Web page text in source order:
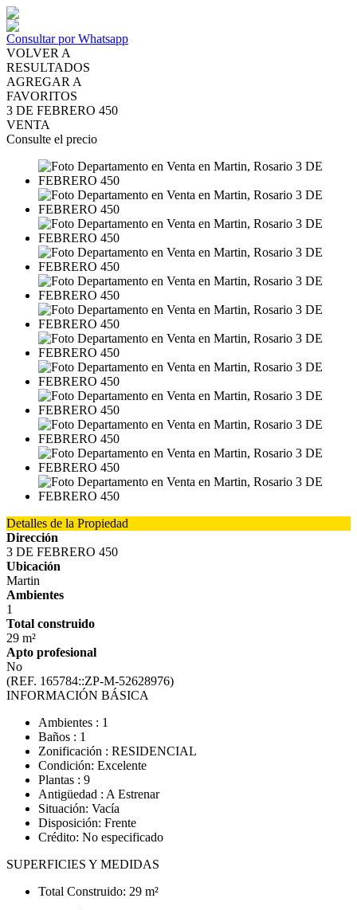
Consultar por Whatsapp
VOLVER A
RESULTADOS
AGREGAR A
FAVORITOS
3 DE FEBRERO 450
VENTA
Consulte el precio
Detalles de la Propiedad
Dirección
3 DE FEBRERO 450
Ubicación
Martin
Ambientes
1
Total construido
29 m²
Apto profesional
No
(REF. 165784::ZP-M-52628976)
INFORMACIÓN BÁSICA
Ambientes : 1
Baños : 1
Zonificación : RESIDENCIAL
Condición: Excelente
Plantas : 9
Antigüedad : A Estrenar
Situación: Vacía
Disposición: Frente
Crédito: No especificado
SUPERFICIES Y MEDIDAS
Total Construido: 29 m²